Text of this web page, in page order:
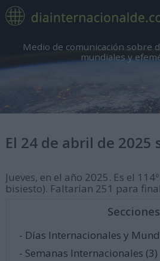
Medio de comunicación sobre
mundiales y
El 24 de abril de 2025
Jueves, en el año 2025. Es el
bisiesto). Faltarían 251 para
Secciones
- Días Internacionales y
- Semanas Internacionales (3)